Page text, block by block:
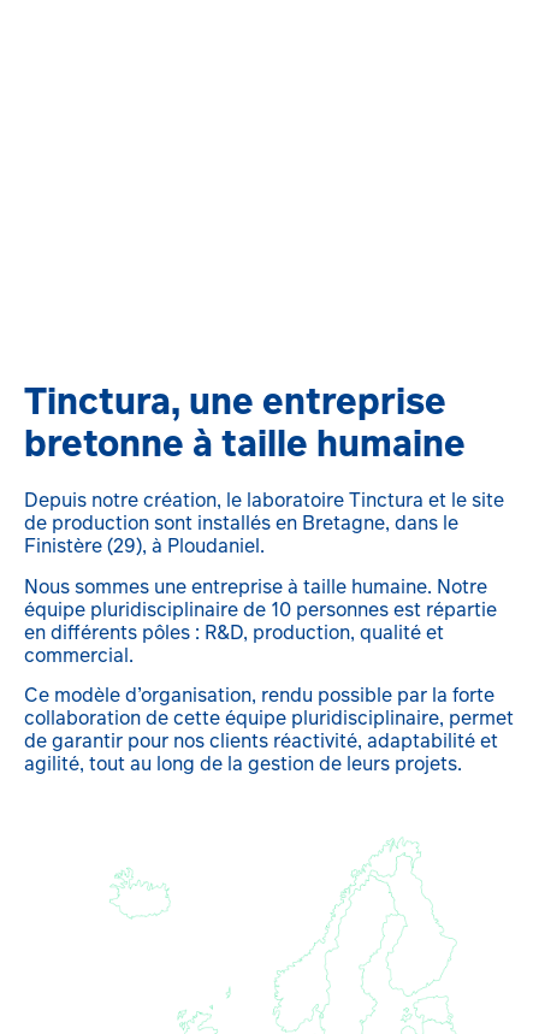
Tinctura, une entreprise
bretonne à taille humaine
Depuis notre création, le laboratoire Tinctura et le site
de production sont installés en Bretagne, dans le
Finistère (29), à Ploudaniel.
Nous sommes une entreprise à taille humaine. Notre
équipe pluridisciplinaire de 10 personnes est répartie
en différents pôles : R&D, production, qualité et
commercial.
Ce modèle d’organisation, rendu possible par la forte
collaboration de cette équipe pluridisciplinaire, permet
de garantir pour nos clients réactivité, adaptabilité et
agilité, tout au long de la gestion de leurs projets.